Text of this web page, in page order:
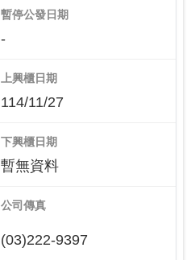
暫停公發日期
-
上興櫃日期
114/11/27
下興櫃日期
暫無資料
公司傳真
(03)222-9397